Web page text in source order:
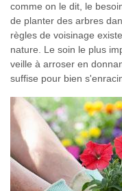
comme on le dit, le
de planter des arbres
règles de voisinage
nature. Le soin le plus
veille à arroser en
suffise pour bien